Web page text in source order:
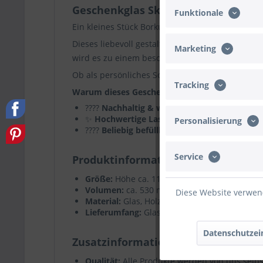
Geschenkglas Skyline "Borkum
Ein kleines Stück Borkum zum Verschenken ????✨
Dieses liebevoll gestaltete Geschenkglas ist auf
wird es zu einem besonderen Erinnerungsstück
Ob als persönliches Souvenir, kleines
Warum dieses Geschenk perfekt ist
???? Nachhaltig & wiederverwendbar
✨ Hochwertige Lasergravur– präzise,
???? Beliebig befüllbar – ideal für
Produktinformationen
Größe: Höhe ca. 11 cm x Durchmesser ca.
Volumen: ca. 530 ml
Material: Glas, Holzdeckel
Lieferumfang: Glas und Holzdeckel – Deko
Zusatzinformationen
Funktionale
Marketing
Tracking
Personalisierung
Service
Diese Website